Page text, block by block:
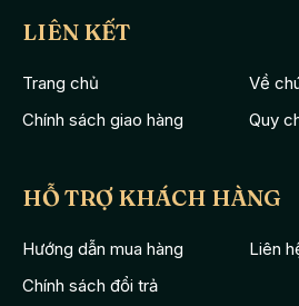
LIÊN KẾT
Trang chủ
Về
Chính sách giao hàng
Quy
HỖ TRỢ KHÁCH HÀNG
Hướng dẫn mua hàng
Liên
Chính sách đổi trả